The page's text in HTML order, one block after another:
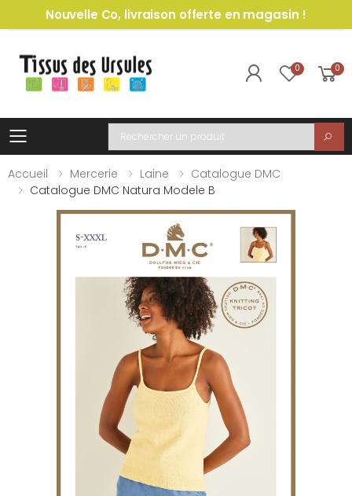
Nouvelle Co, livraison offerte en magasin !
0 0
Toggle mobile menu
Recherche
Accueil
Mercerie Laine
Catalogue DMC
Catalogue DMC Natura Modele B